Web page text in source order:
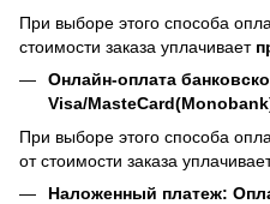
При выборе этого способа
стоимости заказа уплачивает
Онлайн-оплата
Visa/
При выборе этого способа
от стоимости заказа
Наложенный платеж: